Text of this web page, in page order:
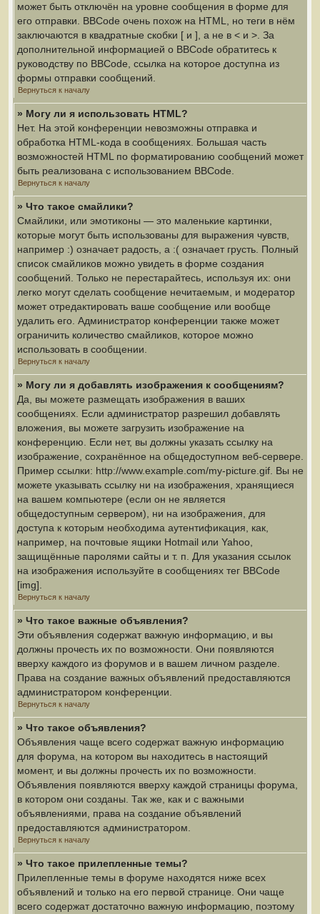
может быть отключён на уровне сообщения в форме для
его отправки. BBCode очень похож на HTML, но теги в нём
заключаются в квадратные скобки [ и ], а не в < и >. За
дополнительной информацией о BBCode обратитесь к
руководству по BBCode, ссылка на которое доступна из
формы отправки сообщений.
Вернуться к началу
» Могу ли я использовать HTML?
Нет. На этой конференции невозможны отправка и
обработка HTML-кода в сообщениях. Большая часть
возможностей HTML по форматированию сообщений может
быть реализована с использованием BBCode.
Вернуться к началу
» Что такое смайлики?
Смайлики, или эмотиконы — это маленькие картинки,
которые могут быть использованы для выражения чувств,
например :) означает радость, а :( означает грусть. Полный
список смайликов можно увидеть в форме создания
сообщений. Только не перестарайтесь, используя их: они
легко могут сделать сообщение нечитаемым, и модератор
может отредактировать ваше сообщение или вообще
удалить его. Администратор конференции также может
ограничить количество смайликов, которое можно
использовать в сообщении.
Вернуться к началу
» Могу ли я добавлять изображения к сообщениям?
Да, вы можете размещать изображения в ваших
сообщениях. Если администратор разрешил добавлять
вложения, вы можете загрузить изображение на
конференцию. Если нет, вы должны указать ссылку на
изображение, сохранённое на общедоступном веб-сервере.
Пример ссылки: http://www.example.com/my-picture.gif. Вы не
можете указывать ссылку ни на изображения, хранящиеся
на вашем компьютере (если он не является
общедоступным сервером), ни на изображения, для
доступа к которым необходима аутентификация, как,
например, на почтовые ящики Hotmail или Yahoo,
защищённые паролями сайты и т. п. Для указания ссылок
на изображения используйте в сообщениях тег BBCode
[img].
Вернуться к началу
» Что такое важные объявления?
Эти объявления содержат важную информацию, и вы
должны прочесть их по возможности. Они появляются
вверху каждого из форумов и в вашем личном разделе.
Права на создание важных объявлений предоставляются
администратором конференции.
Вернуться к началу
» Что такое объявления?
Объявления чаще всего содержат важную информацию
для форума, на котором вы находитесь в настоящий
момент, и вы должны прочесть их по возможности.
Объявления появляются вверху каждой страницы форума,
в котором они созданы. Так же, как и с важными
объявлениями, права на создание объявлений
предоставляются администратором.
Вернуться к началу
» Что такое прилепленные темы?
Прилепленные темы в форуме находятся ниже всех
объявлений и только на его первой странице. Они чаще
всего содержат достаточно важную информацию, поэтому